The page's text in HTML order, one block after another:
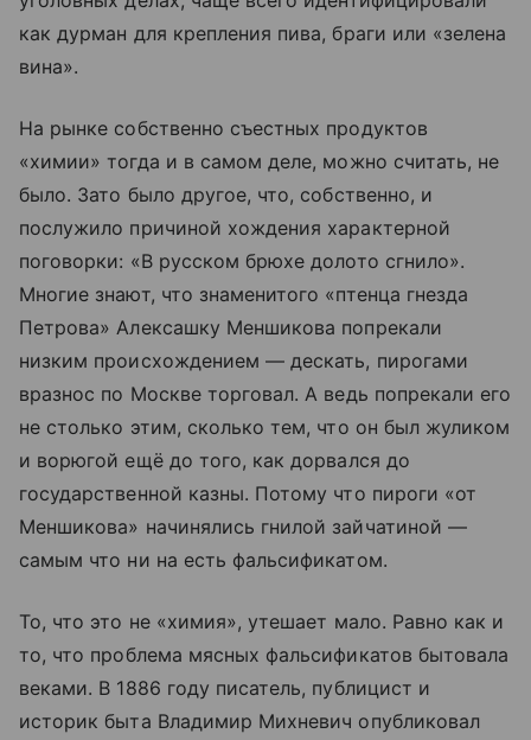
как дурман для крепления пива, браги или «зелена
вина».
На рынке собственно съестных продуктов
«химии» тогда и в самом деле, можно считать, не
было. Зато было другое, что, собственно, и
послужило причиной хождения характерной
поговорки: «В русском брюхе долото сгнило».
Многие знают, что знаменитого «птенца гнезда
Петрова» Алексашку Меншикова попрекали
низким происхождением — дескать, пирогами
вразнос по Москве торговал. А ведь попрекали его
не столько этим, сколько тем, что он был жуликом
и ворюгой ещё до того, как дорвался до
государственной казны. Потому что пироги «от
Меншикова» начинялись гнилой зайчатиной —
самым что ни на есть фальсификатом.
То, что это не «химия», утешает мало. Равно как и
то, что проблема мясных фальсификатов бытовала
веками. В 1886 году писатель, публицист и
историк быта Владимир Михневич опубликовал